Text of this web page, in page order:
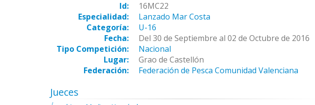
Id:
16MC22
Especialidad:
Lanzado Mar Costa
Categoría:
U-16
Fecha:
Del 30 de Septiembre al 02 de Octubre de 2016
Tipo Competición:
Nacional
Lugar:
Grao de Castellón
Federación:
Federación de Pesca Comunidad Valenciana
Jueces